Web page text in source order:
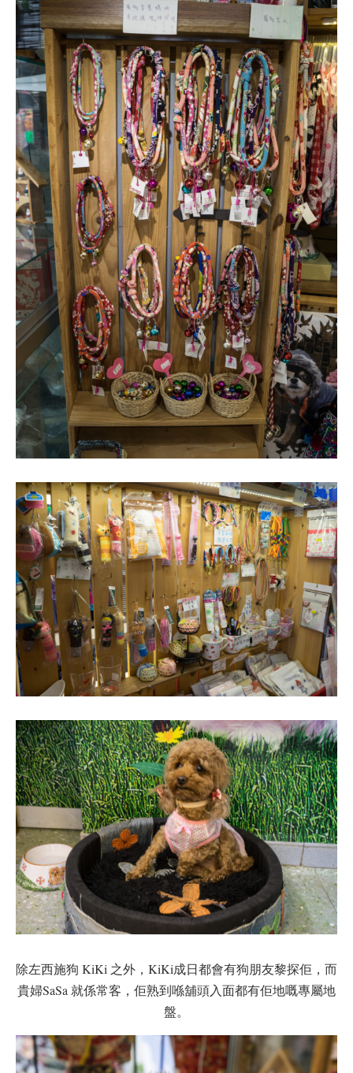
除左西施狗 KiKi 之外，KiKi成日都會有狗朋友黎探佢，而
貴婦SaSa 就係常客，佢熟到喺舖頭入面都有佢地嘅專屬地
盤。